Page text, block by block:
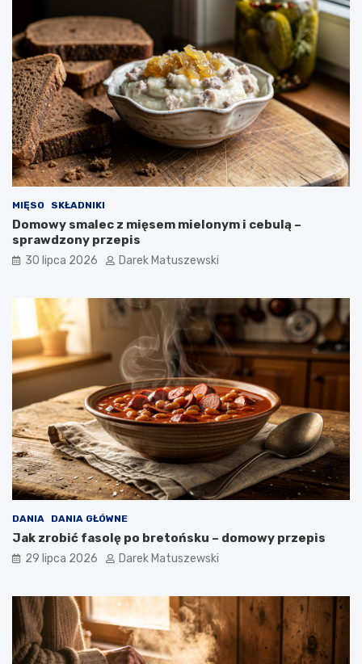
MIĘSO SKŁADNIKI
Domowy smalec z mięsem mielonym i cebulą –
sprawdzony przepis
30 lipca 2026 Darek Matuszewski
DANIA DANIA GŁÓWNE
Jak zrobić fasolę po bretońsku – domowy przepis
29 lipca 2026 Darek Matuszewski